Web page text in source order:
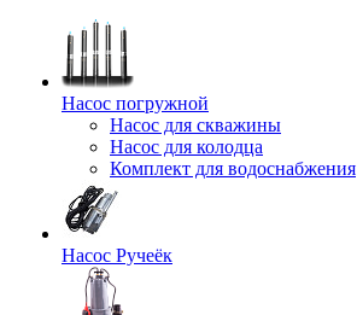
Насос погружной
Насос для скважины
Насос для колодца
Комплект для водоснабжения
Насос Ручеёк